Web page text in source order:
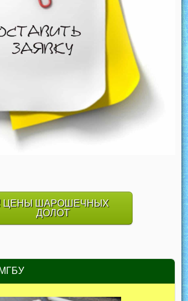
ЦЕНЫ ШАРОШЕЧНЫХ
ДОЛОТ